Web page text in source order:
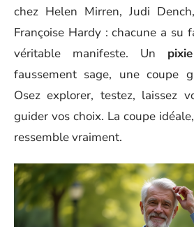
chez Helen Mirren, Judi
Françoise Hardy : chacune a su
véritable manifeste. Un pixie
faussement sage, une coupe
Osez explorer, testez, laissez
guider vos choix. La coupe
ressemble vraiment.